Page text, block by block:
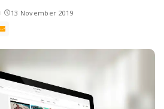
13 November 2019